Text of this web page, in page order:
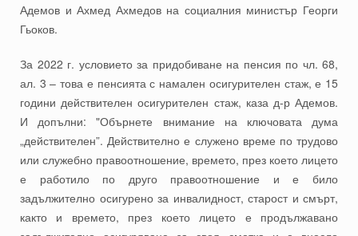
Адемов и Ахмед Ахмедов на социалния министър Георги
Гьоков.
За 2022 г. условието за придобиване на пенсия по чл. 68,
ал. 3 – това е пенсията с намален осигурителен стаж, е 15
години действителен осигурителен стаж, каза д-р Адемов.
И допълни: "Обърнете внимание на ключовата дума
„действителен”. Действително е служено време по трудово
или служебно правоотношение, времето, през което лицето
е работило по друго правоотношение и е било
задължително осигурено за инвалидност, старост и смърт,
както и времето, през което лицето е продължавано